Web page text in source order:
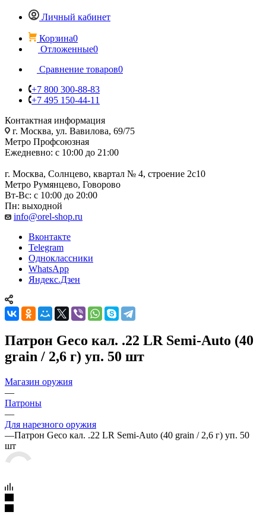
Личный кабинет
Корзина0
Отложенные0
Сравнение товаров0
+7 800 300-88-83
+7 495 150-44-11
Контактная информация
г. Москва, ул. Вавилова, 69/75
Метро Профсоюзная
Ежедневно: с 10:00 до 21:00
г. Москва, Солнцево, квартал № 4, строение 2с10
Метро Румянцево, Говорово
Вт-Вс: с 10:00 до 20:00
Пн: выходной
info@orel-shop.ru
Вконтакте
Telegram
Одноклассники
WhatsApp
Яндекс.Дзен
Патрон Geco кал. .22 LR Semi-Auto (40
grain / 2,6 г) уп. 50 шт
Магазин оружия
—
Патроны
—
Для нарезного оружия
—Патрон Geco кал. .22 LR Semi-Auto (40 grain / 2,6 г) уп. 50
шт